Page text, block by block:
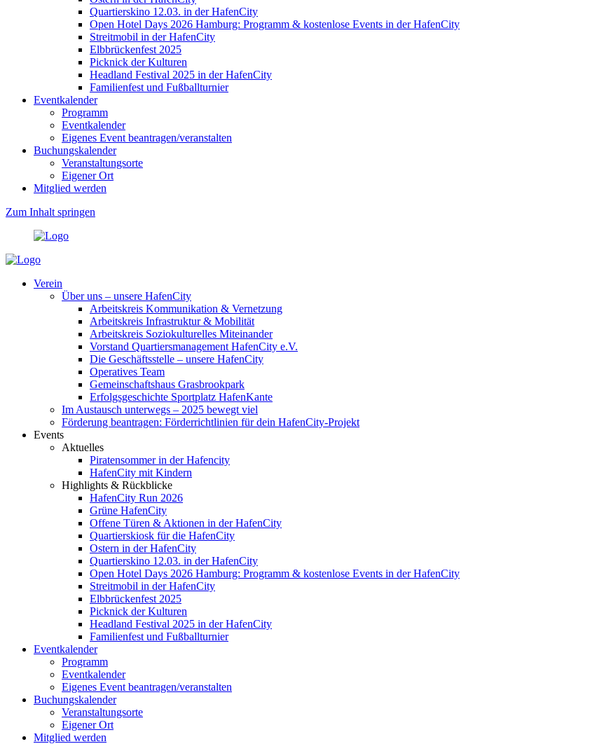
Quartierskino 12.03. in der HafenCity
Open Hotel Days 2026 Hamburg: Programm & kostenlose Events in der HafenCity
Streitmobil in der HafenCity
Elbbrückenfest 2025
Picknick der Kulturen
Headland Festival 2025 in der HafenCity
Familienfest und Fußballturnier
Eventkalender
Programm
Eventkalender
Eigenes Event beantragen/veranstalten
Buchungskalender
Veranstaltungsorte
Eigener Ort
Mitglied werden
Zum Inhalt springen
Verein
Über uns – unsere HafenCity
Arbeitskreis Kommunikation & Vernetzung
Arbeitskreis Infrastruktur & Mobilität
Arbeitskreis Soziokulturelles Miteinander
Vorstand Quartiersmanagement HafenCity e.V.
Die Geschäftsstelle – unsere HafenCity
Operatives Team
Gemeinschaftshaus Grasbrookpark
Erfolgsgeschichte Sportplatz HafenKante
Im Austausch unterwegs – 2025 bewegt viel
Förderung beantragen: Förderrichtlinien für dein HafenCity-Projekt
Events
Aktuelles
Piratensommer in der Hafencity
HafenCity mit Kindern
Highlights & Rückblicke
HafenCity Run 2026
Grüne HafenCity
Offene Türen & Aktionen in der HafenCity
Quartierskiosk für die HafenCity
Ostern in der HafenCity
Quartierskino 12.03. in der HafenCity
Open Hotel Days 2026 Hamburg: Programm & kostenlose Events in der HafenCity
Streitmobil in der HafenCity
Elbbrückenfest 2025
Picknick der Kulturen
Headland Festival 2025 in der HafenCity
Familienfest und Fußballturnier
Eventkalender
Programm
Eventkalender
Eigenes Event beantragen/veranstalten
Buchungskalender
Veranstaltungsorte
Eigener Ort
Mitglied werden